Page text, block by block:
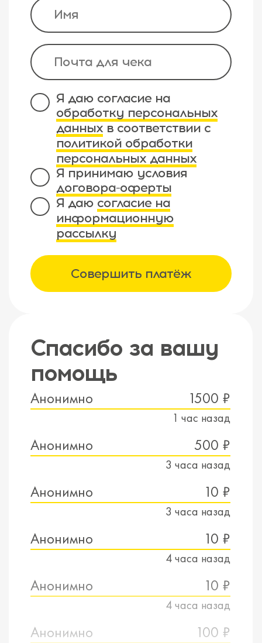
Я даю согласие на
обработку персональных
данныхв соответствии с
политикой обработки
персональных данных
Я принимаю условия
договора-оферты
Я даю согласие на
информационную
рассылку
Совершить платёж
Спасибо за вашу
помощь
Анонимно 1500 ₽
1 час назад
Анонимно 500 ₽
3 часа назад
Анонимно 10 ₽
3 часа назад
Анонимно 10 ₽
4 часа назад
Анонимно 10 ₽
4 часа назад
Анонимно 100 ₽